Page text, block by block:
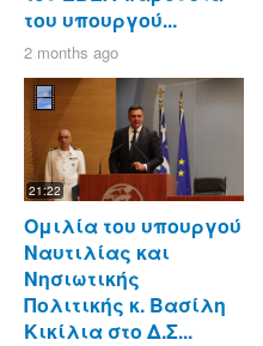
του υπουργού...
2 months ago
21:22
Ομιλία του υπουργού
Ναυτιλίας και
Νησιωτικής
Πολιτικής κ. Βασίλη
Κικίλια στο Δ.Σ...